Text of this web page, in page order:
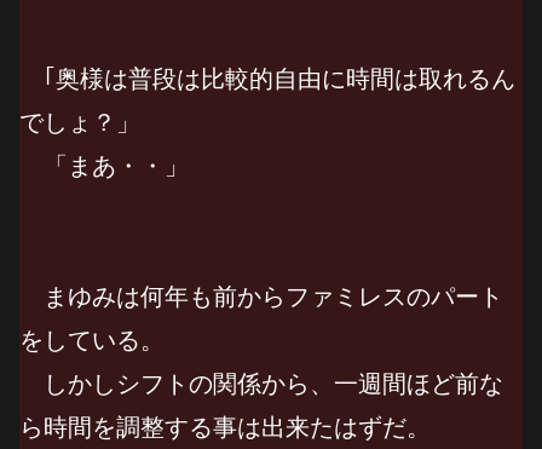
｢奥様は普段は比較的自由に時間は取れるん
でしょ？」
「まあ・・」
まゆみは何年も前からファミレスのパート
をしている。
しかしシフトの関係から、一週間ほど前な
ら時間を調整する事は出来たはずだ。